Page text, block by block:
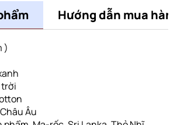
Hướng dẫn mua
)
trời
Âu